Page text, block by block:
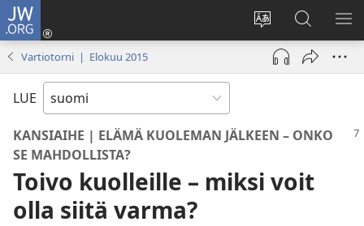
JW.ORG
Vaihda
sivuston
kieli
Kirjaudu
(avaa
uuden
ikkunan)
Hae
JW.ORG-
sivustolta
Vartiotorni | Elokuu 2015
LUE
KANSIAIHE | ELÄMÄ KUOLEMAN JÄLKEEN – ONKO
SE MAHDOLLISTA?
Toivo kuolleille – miksi voit
olla siitä varma?